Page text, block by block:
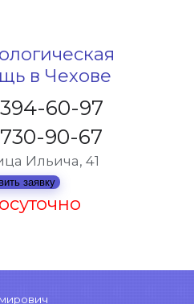
в Чехове
60-97
90-67
Ильича, 41
заявку